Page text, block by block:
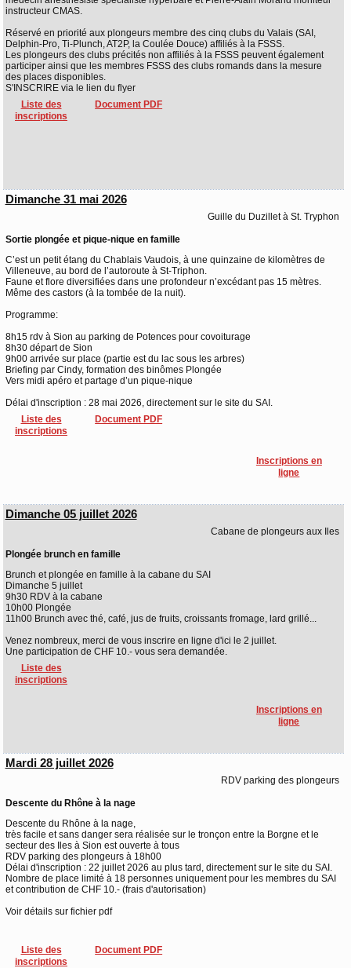
instructeur CMAS.
Réservé en priorité aux plongeurs membre des cinq clubs du Valais (SAI,
Delphin-Pro, Ti-Plunch, AT2P, la Coulée Douce) affiliés à la FSSS.
Les plongeurs des clubs précités non affiliés à la FSSS peuvent également
participer ainsi que les membres FSSS des clubs romands dans la mesure
des places disponibles.
S'INSCRIRE via le lien du flyer
Liste des
inscriptions
Document PDF
Dimanche 31 mai 2026
Guille du Duzillet à St. Tryphon
Sortie plongée et pique-nique en famille
C’est un petit étang du Chablais Vaudois, à une quinzaine de kilomètres de
Villeneuve, au bord de l’autoroute à St-Triphon.
Faune et flore diversifiées dans une profondeur n’excédant pas 15 mètres.
Même des castors (à la tombée de la nuit).
Programme:
8h15 rdv à Sion au parking de Potences pour covoiturage
8h30 départ de Sion
9h00 arrivée sur place (partie est du lac sous les arbres)
Briefing par Cindy, formation des binômes Plongée
Vers midi apéro et partage d’un pique-nique
Délai d'inscription : 28 mai 2026, directement sur le site du SAI.
Liste des
inscriptions
Document PDF
Inscriptions en
ligne
Dimanche 05 juillet 2026
Cabane de plongeurs aux Iles
Plongée brunch en famille
Brunch et plongée en famille à la cabane du SAI
Dimanche 5 juillet
9h30 RDV à la cabane
10h00 Plongée
11h00 Brunch avec thé, café, jus de fruits, croissants fromage, lard grillé...
Venez nombreux, merci de vous inscrire en ligne d'ici le 2 juillet.
Une participation de CHF 10.- vous sera demandée.
Liste des
inscriptions
Inscriptions en
ligne
Mardi 28 juillet 2026
RDV parking des plongeurs
Descente du Rhône à la nage
Descente du Rhône à la nage,
très facile et sans danger sera réalisée sur le tronçon entre la Borgne et le
secteur des Iles à Sion est ouverte à tous
RDV parking des plongeurs à 18h00
Délai d'inscription : 22 juillet 2026 au plus tard, directement sur le site du SAI.
Nombre de place limité à 18 personnes uniquement pour les membres du SAI
et contribution de CHF 10.- (frais d'autorisation)
Voir détails sur fichier pdf
Liste des
inscriptions
Document PDF